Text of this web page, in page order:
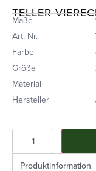
TELLER
Maße
Art.-Nr.
Farbe
Größe
Material
Hersteller
Produktinformation